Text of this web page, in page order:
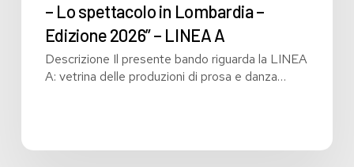
manifestazione
denominata
“Futura
Lombardia
– Lo spettacolo in Lombardia –
Edizione 2026” – LINEA A
Descrizione Il presente bando riguarda la LINEA
A: vetrina delle produzioni di prosa e danza…